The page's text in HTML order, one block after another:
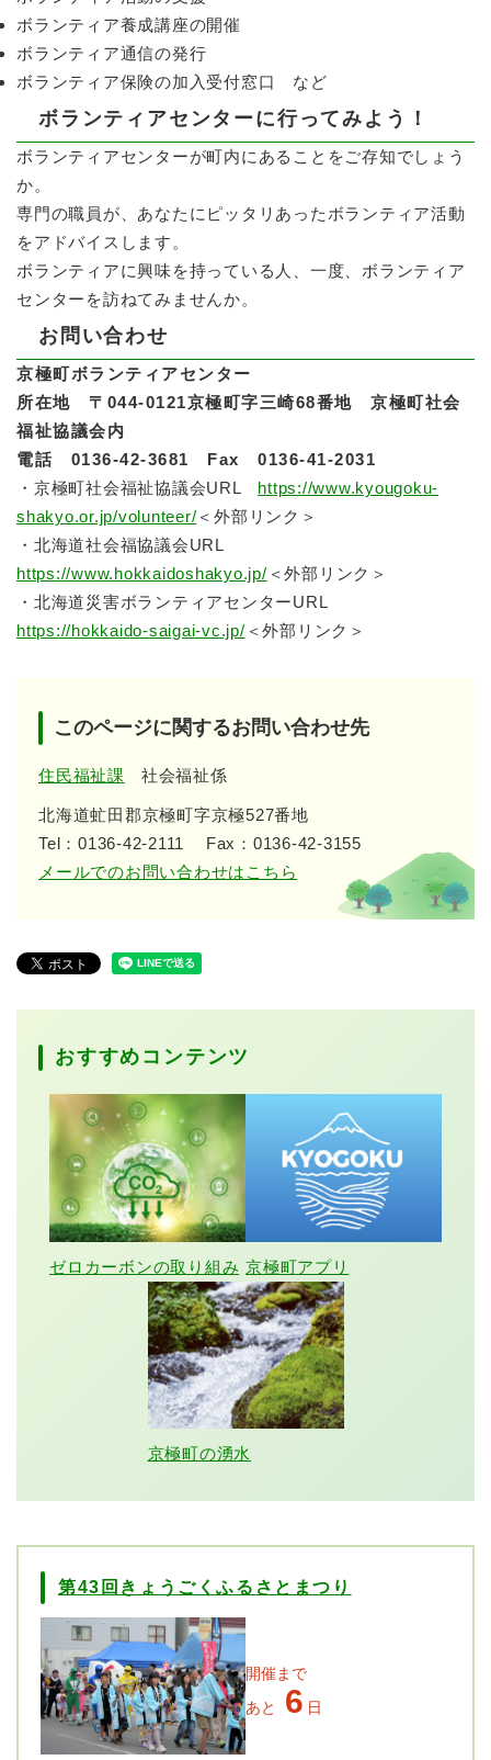
ボランティア養成講座の開催
ボランティア通信の発行
ボランティア保険の加入受付窓口 など
ボランティアセンターに行ってみよう！
ボランティアセンターが町内にあることをご存知でしょう
か。
専門の職員が、あなたにピッタリあったボランティア活動
をアドバイスします。
ボランティアに興味を持っている人、一度、ボランティア
センターを訪ねてみませんか。
お問い合わせ
京極町ボランティアセンター
所在地 〒044-0121京極町字三崎68番地 京極町社会
福祉協議会内
電話 0136-42-3681 Fax 0136-41-2031
・京極町社会福祉協議会URL
https://www.kyougoku-
shakyo.or.jp/volunteer/ ＜外部リンク＞
・北海道社会福協議会URL
https://www.hokkaidoshakyo.jp/ ＜外部リンク＞
・北海道災害ボランティアセンターURL
https://hokkaido-saigai-vc.jp/ ＜外部リンク＞
このページに関するお問い合わせ先
住民福祉課 社会福祉係
北海道虻田郡京極町字京極527番地
Tel：0136-42-2111
Fax：0136-42-3155
メールでのお問い合わせはこちら
おすすめコンテンツ
ゼロカーボンの取り組み 京極町アプリ
京極町の湧水
第43回きょうごくふるさとまつり
開催まで
あと
6 日